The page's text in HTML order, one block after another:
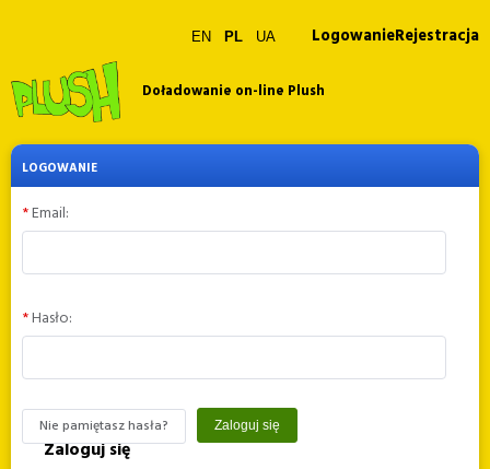
EN PL UA LogowanieRejestracja
Doładowanie on-line Plush
LOGOWANIE
Email:
Hasło:
Nie pamiętasz hasła? Zaloguj się
Zaloguj się